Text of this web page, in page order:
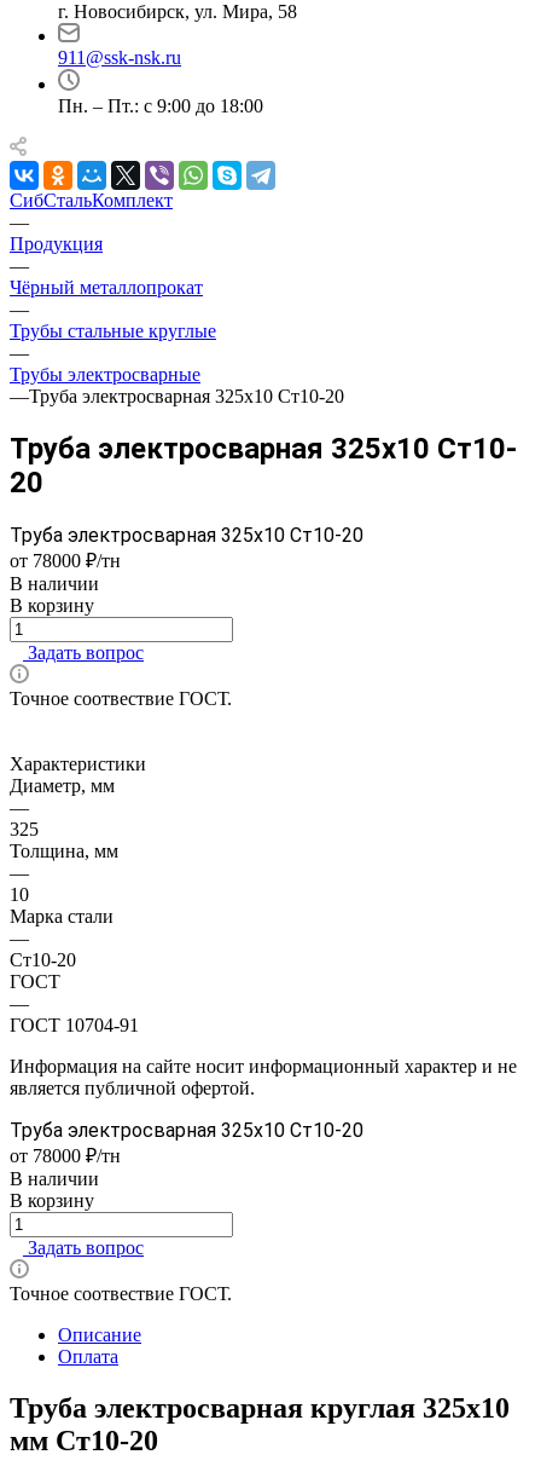
г. Новосибирск, ул. Мира, 58
911@ssk-nsk.ru
Пн. – Пт.: с 9:00 до 18:00
СибСтальКомплект
—
Продукция
—
Чёрный металлопрокат
—
Трубы стальные круглые
—
Трубы электросварные
—Труба электросварная 325х10 Ст10-20
Труба электросварная 325х10 Ст10-
20
Труба электросварная 325х10 Ст10-20
от 78000 ₽/тн
В наличии
В корзину
Задать вопрос
Точное соотвествие ГОСТ.
Характеристики
Диаметр, мм
—
325
Толщина, мм
—
10
Марка стали
—
Ст10-20
ГОСТ
—
ГОСТ 10704-91
Информация на сайте носит информационный характер и не
является публичной офертой.
Труба электросварная 325х10 Ст10-20
от 78000 ₽/тн
В наличии
В корзину
Задать вопрос
Точное соотвествие ГОСТ.
Описание
Оплата
Труба электросварная круглая 325х10
мм Ст10-20